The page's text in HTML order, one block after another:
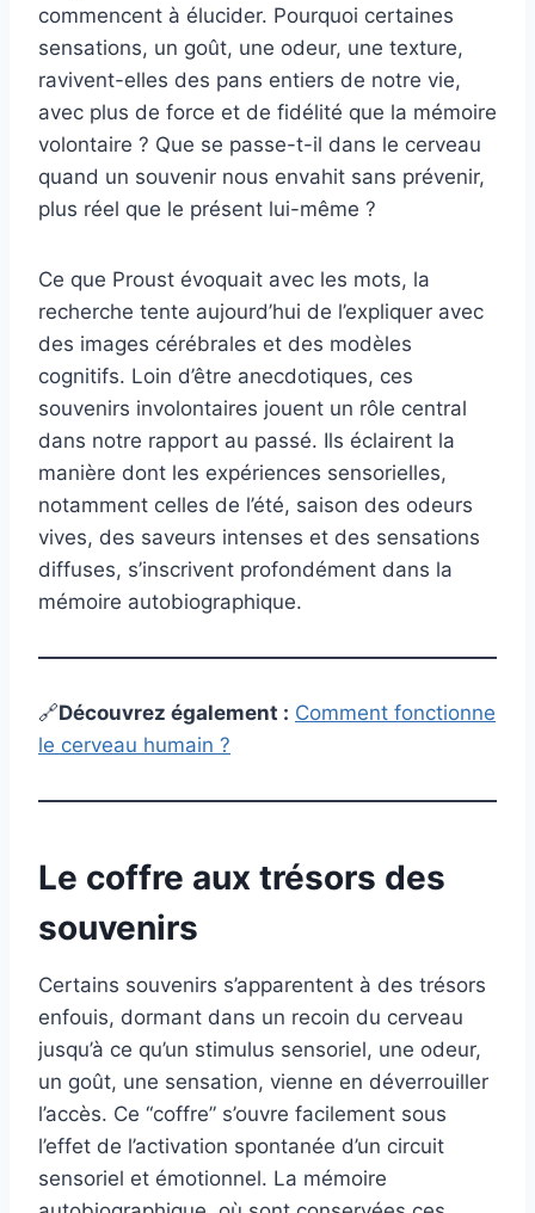
commencent à élucider. Pourquoi certaines
sensations, un goût, une odeur, une texture,
ravivent-elles des pans entiers de notre vie,
avec plus de force et de fidélité que la mémoire
volontaire ? Que se passe-t-il dans le cerveau
quand un souvenir nous envahit sans prévenir,
plus réel que le présent lui-même ?
Ce que Proust évoquait avec les mots, la
recherche tente aujourd’hui de l’expliquer avec
des images cérébrales et des modèles
cognitifs. Loin d’être anecdotiques, ces
souvenirs involontaires jouent un rôle central
dans notre rapport au passé. Ils éclairent la
manière dont les expériences sensorielles,
notamment celles de l’été, saison des odeurs
vives, des saveurs intenses et des sensations
diffuses, s’inscrivent profondément dans la
mémoire autobiographique.
🔗Découvrez également : Comment fonctionne
le cerveau humain ?
Le coffre aux trésors des
souvenirs
Certains souvenirs s’apparentent à des trésors
enfouis, dormant dans un recoin du cerveau
jusqu’à ce qu’un stimulus sensoriel, une odeur,
un goût, une sensation, vienne en déverrouiller
l’accès. Ce “coffre” s’ouvre facilement sous
l’effet de l’activation spontanée d’un circuit
sensoriel et émotionnel. La mémoire